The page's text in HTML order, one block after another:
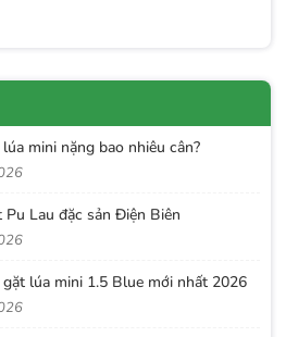
mini nặng bao nhiêu cân?
Pu Lau đặc sản Điện Biên
gặt lúa mini 1.5 Blue mới nhất 2026